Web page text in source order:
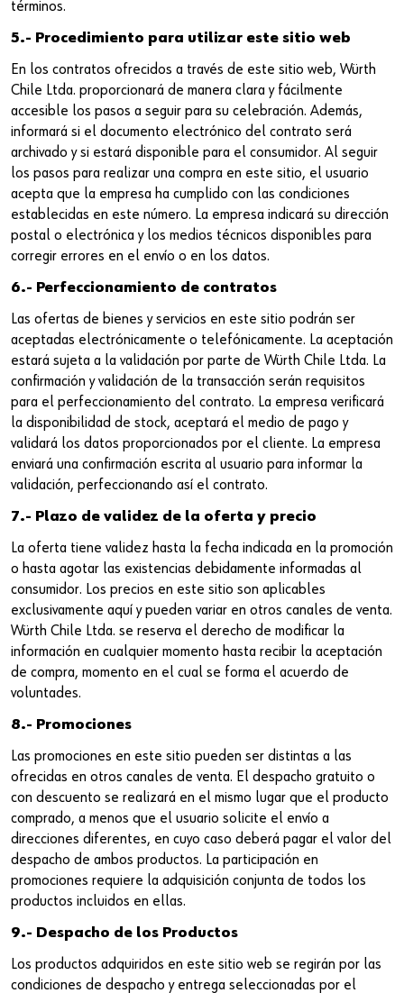
términos.
5.- Procedimiento para utilizar este sitio web
En los contratos ofrecidos a través de este sitio web, Würth
Chile Ltda. proporcionará de manera clara y fácilmente
accesible los pasos a seguir para su celebración. Además,
informará si el documento electrónico del contrato será
archivado y si estará disponible para el consumidor. Al seguir
los pasos para realizar una compra en este sitio, el usuario
acepta que la empresa ha cumplido con las condiciones
establecidas en este número. La empresa indicará su dirección
postal o electrónica y los medios técnicos disponibles para
corregir errores en el envío o en los datos.
6.- Perfeccionamiento de contratos
Las ofertas de bienes y servicios en este sitio podrán ser
aceptadas electrónicamente o telefónicamente. La aceptación
estará sujeta a la validación por parte de Würth Chile Ltda. La
confirmación y validación de la transacción serán requisitos
para el perfeccionamiento del contrato. La empresa verificará
la disponibilidad de stock, aceptará el medio de pago y
validará los datos proporcionados por el cliente. La empresa
enviará una confirmación escrita al usuario para informar la
validación, perfeccionando así el contrato.
7.- Plazo de validez de la oferta y precio
La oferta tiene validez hasta la fecha indicada en la promoción
o hasta agotar las existencias debidamente informadas al
consumidor. Los precios en este sitio son aplicables
exclusivamente aquí y pueden variar en otros canales de venta.
Würth Chile Ltda. se reserva el derecho de modificar la
información en cualquier momento hasta recibir la aceptación
de compra, momento en el cual se forma el acuerdo de
voluntades.
8.- Promociones
Las promociones en este sitio pueden ser distintas a las
ofrecidas en otros canales de venta. El despacho gratuito o
con descuento se realizará en el mismo lugar que el producto
comprado, a menos que el usuario solicite el envío a
direcciones diferentes, en cuyo caso deberá pagar el valor del
despacho de ambos productos. La participación en
promociones requiere la adquisición conjunta de todos los
productos incluidos en ellas.
9.- Despacho de los Productos
Los productos adquiridos en este sitio web se regirán por las
condiciones de despacho y entrega seleccionadas por el